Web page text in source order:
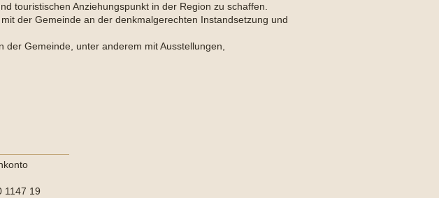
touristischen Anziehungspunkt in der Region zu schaffen.
der Gemeinde an der denkmalgerechten Instandsetzung und
der Gemeinde, unter anderem mit Ausstellungen,
1147 19